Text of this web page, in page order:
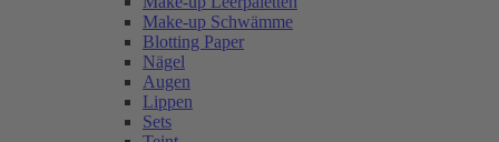
Make-up Schwämme
Blotting Paper
Nägel
Augen
Lippen
Sets